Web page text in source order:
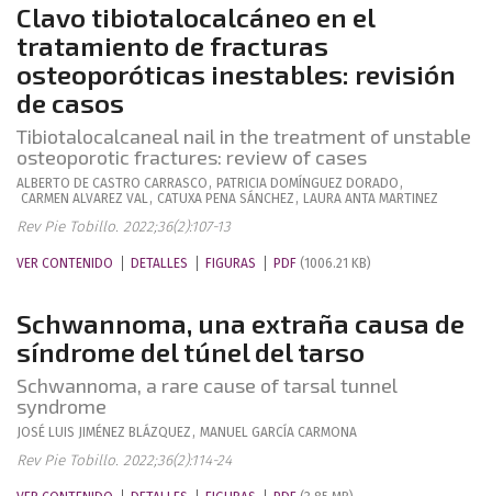
Clavo tibiotalocalcáneo en el
tratamiento de fracturas
osteoporóticas inestables: revisión
de casos
Tibiotalocalcaneal nail in the treatment of unstable
osteoporotic fractures: review of cases
ALBERTO DE CASTRO CARRASCO , PATRICIA DOMÍNGUEZ DORADO ,
CARMEN ALVAREZ VAL, CATUXA PENA SÁNCHEZ , LAURA ANTA MARTINEZ
Rev Pie Tobillo. 2022;36(2):107-13
VER CONTENIDO DETALLES FIGURAS PDF (1006.21 KB)
Schwannoma, una extraña causa de
síndrome del túnel del tarso
Schwannoma, a rare cause of tarsal tunnel
syndrome
JOSÉ LUIS JIMÉNEZ BLÁZQUEZ , MANUEL GARCÍA CARMONA
Rev Pie Tobillo. 2022;36(2):114-24